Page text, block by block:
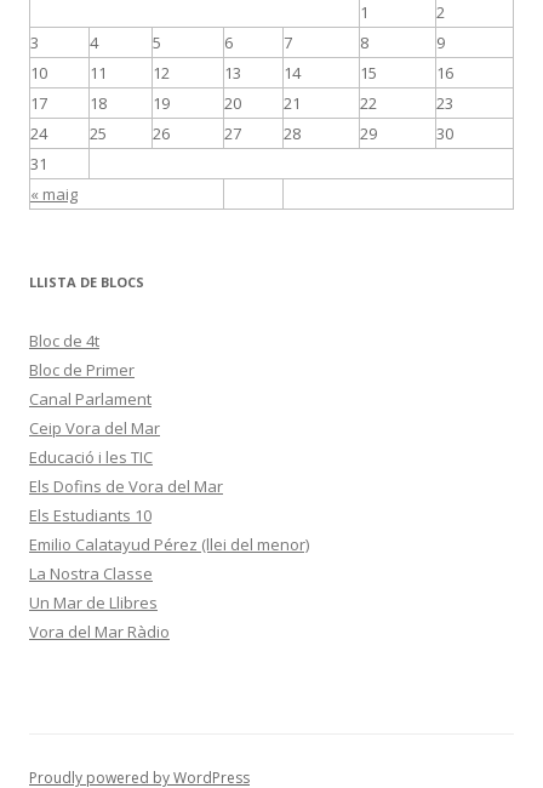
« maig
1
2
3
4 5 6 7 8
9
10
11 12 13 14 15
16
17
18 19 20 21 22
23
24
25 26 27 28 29
30
31
LLISTA DE BLOCS
Bloc de 4t
Bloc de Primer
Canal Parlament
Ceip Vora del Mar
Educació i les TIC
Els Dofins de Vora del Mar
Els Estudiants 10
Emilio Calatayud Pérez (llei del menor)
La Nostra Classe
Un Mar de Llibres
Vora del Mar Ràdio
Proudly powered by WordPress